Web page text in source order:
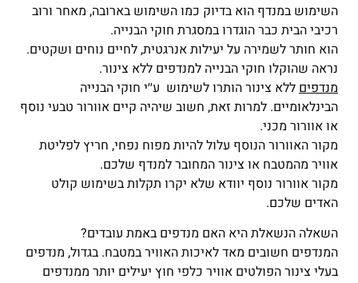
השימוש במנדף הוא בדיוק כמו השימוש בארובה, מאחר ורוב
רכיבי הבית כבר הוגדרו במסגרת חוקי הבנייה.
הוא חותר לשמירה על יעילות אנרגטית, לחיים נוחים ושקטים.
נראה שהוקלו חוקי הבנייה למנדפים ללא צינור.
מנדפיםללא צינור הותרו לשימוש ע׳׳י חוקי הבנייה
הבינלאומיים. למרות זאת, חשוב שיהיה קיים אוורור טבעי נוסף
או אוורור מכני.
מקור האוורור הנוסף עלול להיות מפוח נפחי, חריץ לפליטת
אוויר מהמטבח או צינור המחובר למנדף שלכם.
מקור אוורור נוסף יוודא שלא יקרו תקלות בשימוש קולט
האדים שלכם.
השאלה הנשאלת היא האם מנדפים באמת עובדים?
המנדפים חשובים מאד לאיכות האוויר במטבח. בגדול, מנדפים
בעלי צינור הפולטים אוויר כלפי חוץ יעילים יותר ממנדפים